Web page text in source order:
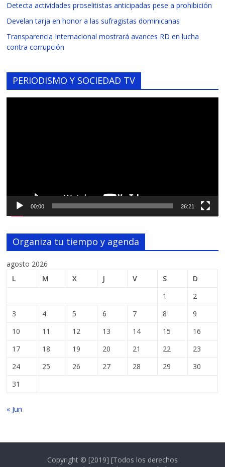
Detecta actividades proselitistas anticipadas pese a prohibición
Develan tarja en honor a las sufragistas dominicanas
Transparencia Internacional mostrará avances RD en lucha
contra corrupción
PERIODISMO Y SOCIEDAD TV
00:00 26:21
Organiza tu tiempo y agenda
agosto 2026
L
M X J V S
D
1
2
3
4 5 6 7 8
9
10
11 12 13 14 15
16
17
18 19 20 21 22
23
24
25 26 27 28 29
30
31
« Jun
Copyright © [2019] [Todos los derechos